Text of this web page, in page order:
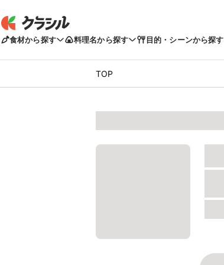
食材から探す 料理名から探す 目的・シーンから探す
TOP